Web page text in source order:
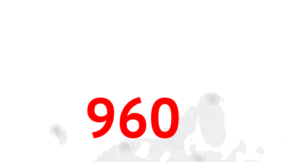
960